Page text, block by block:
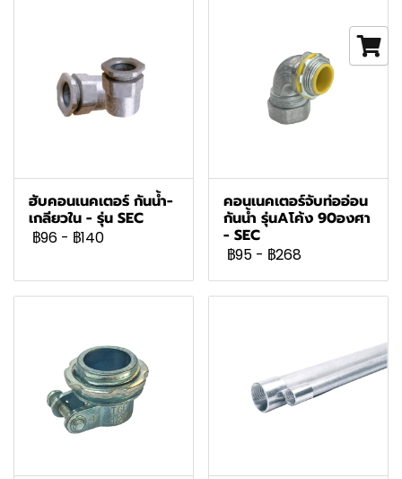
ฮับคอนเนคเตอร์ กันน้ำ-
เกลียวใน - รุ่น SEC
฿96 - ฿140
คอนเนคเตอร์จับท่ออ่อน
กันน้ำ รุ่นAโค้ง 90องศา
- SEC
฿95 - ฿268